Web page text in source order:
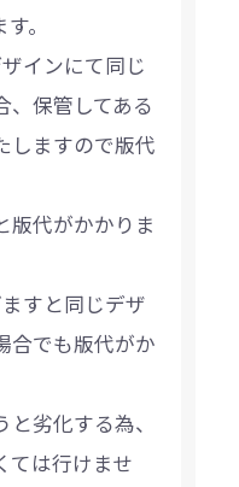
。
インにて同じ
、保管してある
しますので版代
版代がかかりま
すと同じデザ
合でも版代がか
劣化する為、
ては行けませ